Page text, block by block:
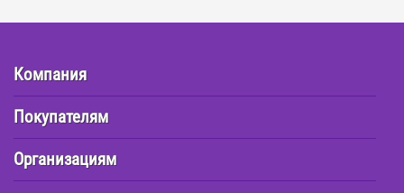
Компания
Покупателям
Организациям